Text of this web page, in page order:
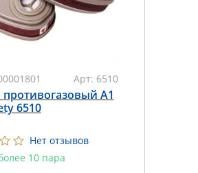
Арт: 6510
А1
6510
Нет отзывов
10 пара